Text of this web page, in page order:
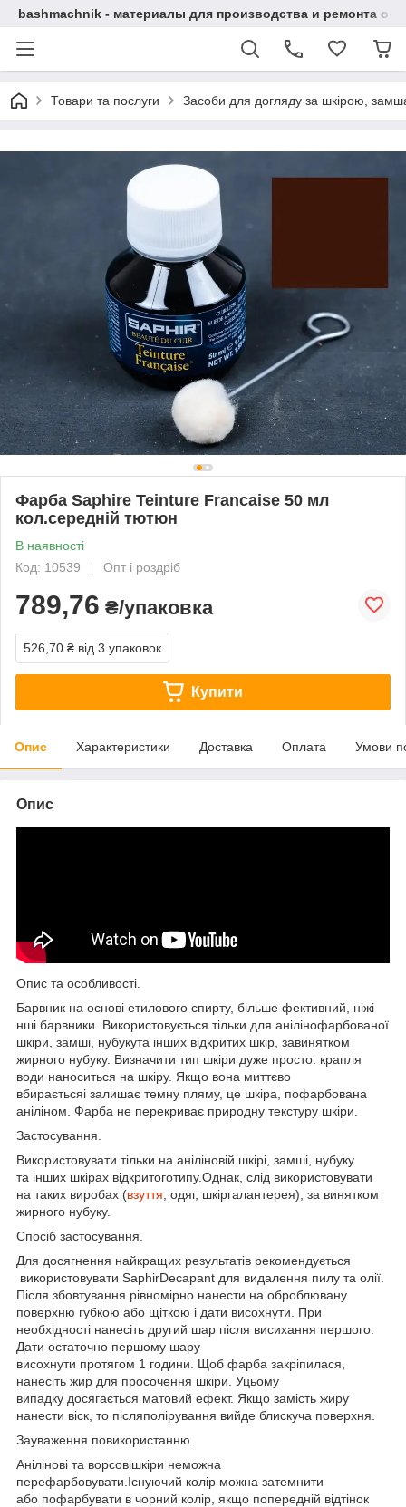
bashmachnik - материалы для производства и ремонта
Товари та послуги Засоби для догляду за шкірою,
Фарба Saphire Teinture Francaise 50 мл
кол.середній тютюн
В наявності
Код: 10539
Опт і роздріб
789,76 ₴/упаковка
526,70 ₴ від 3 упаковок
Купити
Опис Характеристики Доставка Оплата Умови
Опис
Опис та особливості.
Барвник на основі етилового спирту, більше фективний, ніжі
нші барвники. Використовується тільки для анілінофарбованої
шкіри, замші, нубукута інших відкритих шкір, завинятком
жирного нубуку. Визначити тип шкіри дуже просто: крапля
води наноситься на шкіру. Якщо вона миттєво
вбираєтьсяі залишає темну пляму, це шкіра, пофарбована
аніліном. Фарба не перекриває природну текстуру шкіри.
Застосування.
Використовувати тільки на аніліновій шкірі, замші, нубуку
та інших шкірах відкритоготипу.Однак, слід використовувати
на таких виробах (взуття , одяг, шкіргалантерея), за винятком
жирного нубуку.
Спосіб застосування.
Для досягнення найкращих результатів рекомендується
використовувати SaphirDecapant для видалення пилу та олії.
Після збовтування рівномірно нанести на оброблювану
поверхню губкою або щіткою і дати висохнути. При
необхідності нанесіть другий шар після висихання першого.
Дати остаточно першому шару
висохнути протягом 1 години. Щоб фарба закріпилася,
нанесіть жир для просочення шкіри. Уцьому
випадку досягається матовий ефект. Якщо замість жиру
нанести віск, то післяполірування вийде блискуча поверхня.
Зауваження повикористанню.
Анілінові та ворсовішкіри неможна
перефарбовувати.Існуючий колір можна затемнити
або пофарбувати в чорний колір, якщо попередній відтінок